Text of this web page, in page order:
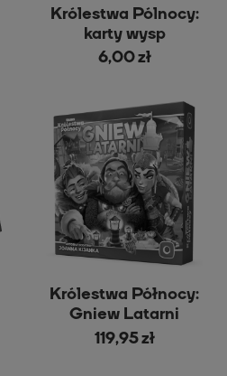
Królestwa Pólnocy:
karty wysp
6,00 zł
Królestwa Północy:
Gniew Latarni
119,95 zł